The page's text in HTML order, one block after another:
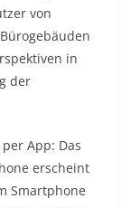
von
in
der
App: Das
erscheint
Smartphone